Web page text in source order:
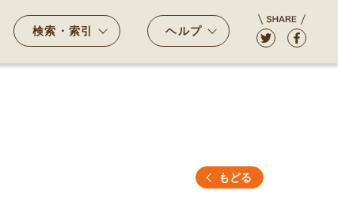
検索・索引 ヘルプ
もどる